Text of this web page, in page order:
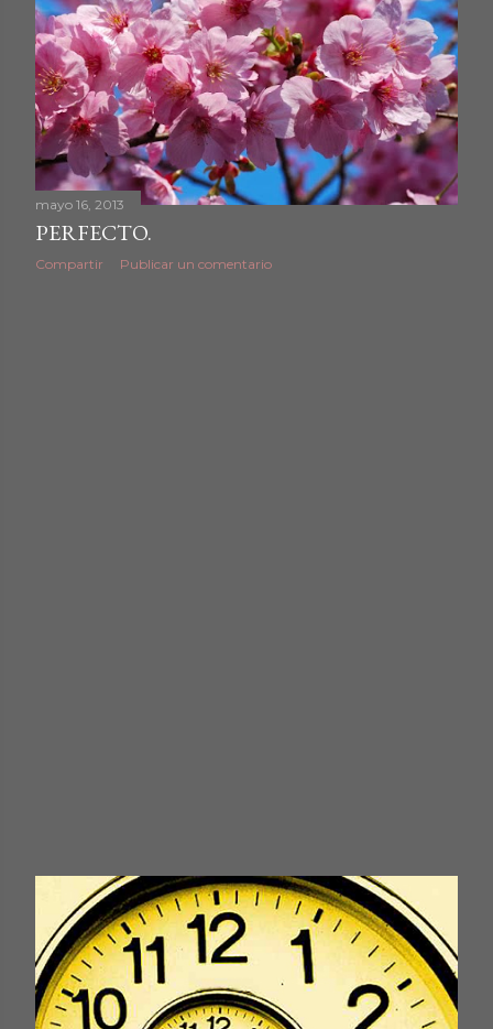
mayo 16, 2013
PERFECTO.
Compartir Publicar un comentario